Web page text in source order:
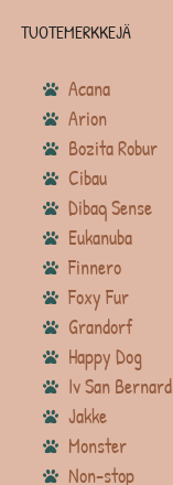
TUOTEMERKKEJÄ
Acana
Arion
Bozita Robur
Cibau
Dibaq Sense
Eukanuba
Finnero
Foxy Fur
Grandorf
Happy Dog
Iv San Bernard
Jakke
Monster
Non-stop